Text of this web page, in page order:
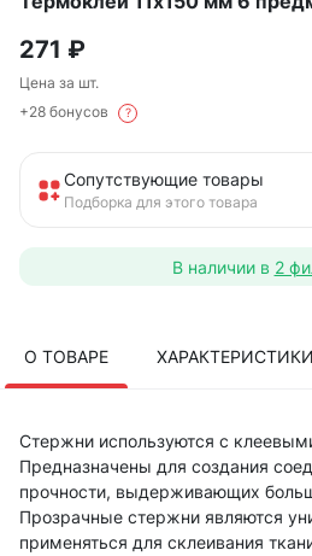
271 ₽
Цена за шт.
+28 бонусов
?
Сопутствующие товары
Подборка для этого товара
В наличии в 2
О ТОВАРЕ ХАРАКТЕРИСТИКИ
Стержни используются с
Предназначены для создания
прочности, выдерживающих
Прозрачные стержни являются
применяться для склеивания